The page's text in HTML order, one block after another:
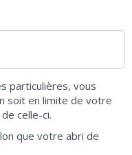
particulières, vous
soit en limite de votre
celle-ci.
que votre abri de